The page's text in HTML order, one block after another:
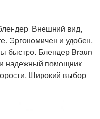
Внешний вид,
Эргономичен и удобен.
быстро. Блендер Braun
надежный помощник.
Широкий выбор